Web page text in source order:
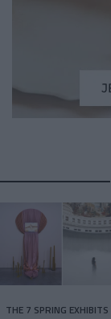
THE 7 SPRING